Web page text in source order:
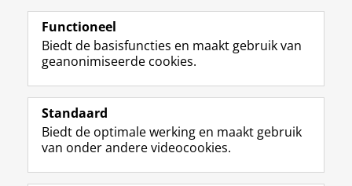
View this page in:English
Volg de RUG
F
a
e
b
o
L
i
k
e
I
R
S
-
f
e
I
n
t
r
Y
o
T
e
Studiekiezers
Functioneel
Biedt de basisfuncties en maakt gebruik van
geanonimiseerde cookies.
Standaard
Biedt de optimale werking en maakt gebruik
van onder andere videocookies.